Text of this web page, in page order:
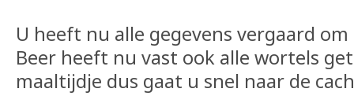
U heeft nu alle gegevens vergaard
Beer heeft nu vast ook alle wortels
maaltijdje dus gaat u snel naar de